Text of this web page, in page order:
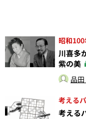
昭和
川喜多
紫の美
品
考える
考える